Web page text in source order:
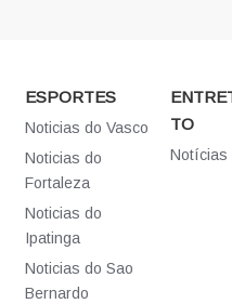
ESPORTES
Noticias do Vasco
Noticias do
Fortaleza
Noticias do
Ipatinga
Noticias do Sao
Bernardo
TO
Notícias